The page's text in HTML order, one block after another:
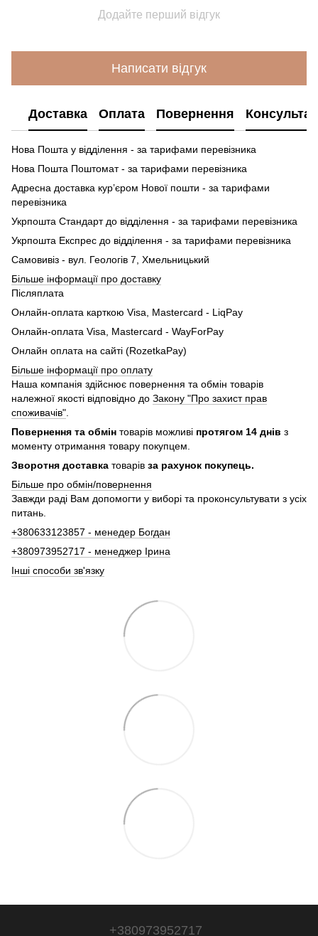
Додайте перший відгук
Написати відгук
Доставка Оплата Повернення
Нова Пошта у відділення - за тарифами перевізника
Нова Пошта Поштомат - за тарифами перевізника
Адресна доставка кур’єром Нової пошти - за тарифами
перевізника
Укрпошта Стандарт до відділення - за тарифами перевізника
Укрпошта Експрес до відділення - за тарифами перевізника
Самовивіз - вул. Геологів 7, Хмельницький
Більше інформації про доставку
Післяплата
Онлайн-оплата карткою Visa, Mastercard - LiqPay
Онлайн-оплата Visa, Mastercard - WayForPay
Онлайн оплата на сайті (RozetkaPay)
Більше інформації про оплату
Наша компанія здійснює повернення та обмін товарів
належної якості відповідно до Закону "Про захист прав
споживачів"
Повернення та обмін товарів можливі протягом 14 днів з
моменту отримання товару покупцем.
Зворотня доставка товарів за рахунок покупець.
Більше про обмін/повернення
Завжди раді Вам допомогти у виборі та проконсультувати з усіх
питань.
+380633123857 - менедер Богдан
+380973952717 - менеджер Ірина
Інші способи зв'язку
+380973952717